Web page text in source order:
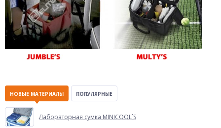
НОВЫЕ МАТЕРИАЛЫ ПОПУЛЯРНЫЕ
Лабораторная сумка MINICOOL`S